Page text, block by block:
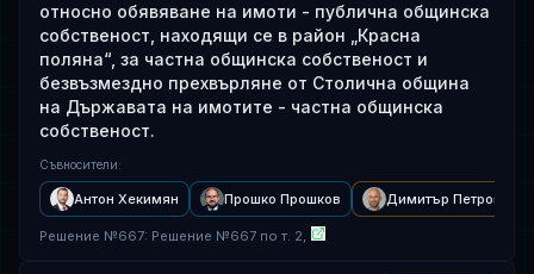
относно обявяване на имоти - публична общинска
собственост, находящи се в район „Красна
поляна“, за частна общинска собственост и
безвъзмездно прехвърляне от Столична община
на Държавата на имотите - частна общинска
собственост.
Съвносители:
Антон Хекимян Прошко Прошков Димитър Петров
Решение №667: Решение №667 по т. 2,